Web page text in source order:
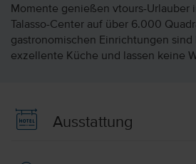
Momente genießen vtours-Urlauber
Talasso-Center auf über 6.000
gastronomischen Einrichtungen
exzellente Küche und lassen keine
Ausstattung